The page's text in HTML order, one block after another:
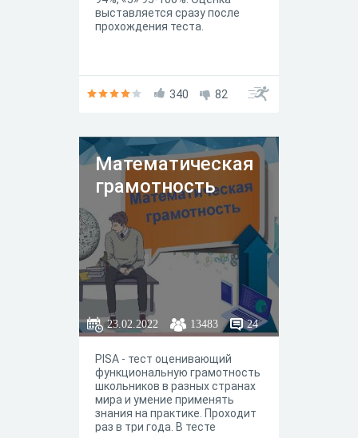
выставляется сразу после
прохождения теста.
340 82
Математическая
грамотность
23.02.2022 13483 24
PISA - тест оценивающий
функциональную грамотность
школьников в разных странах
мира и умение применять
знания на практике. Проходит
раз в три года. В тесте